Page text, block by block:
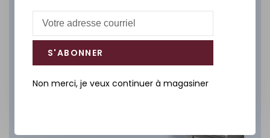
S'ABONNER
Non merci, je veux continuer à magasiner